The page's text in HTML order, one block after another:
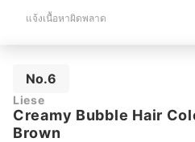
แจ้งเนื้อหาผิดพลาด
No.6
Liese
Creamy Bubble Hair
Brown